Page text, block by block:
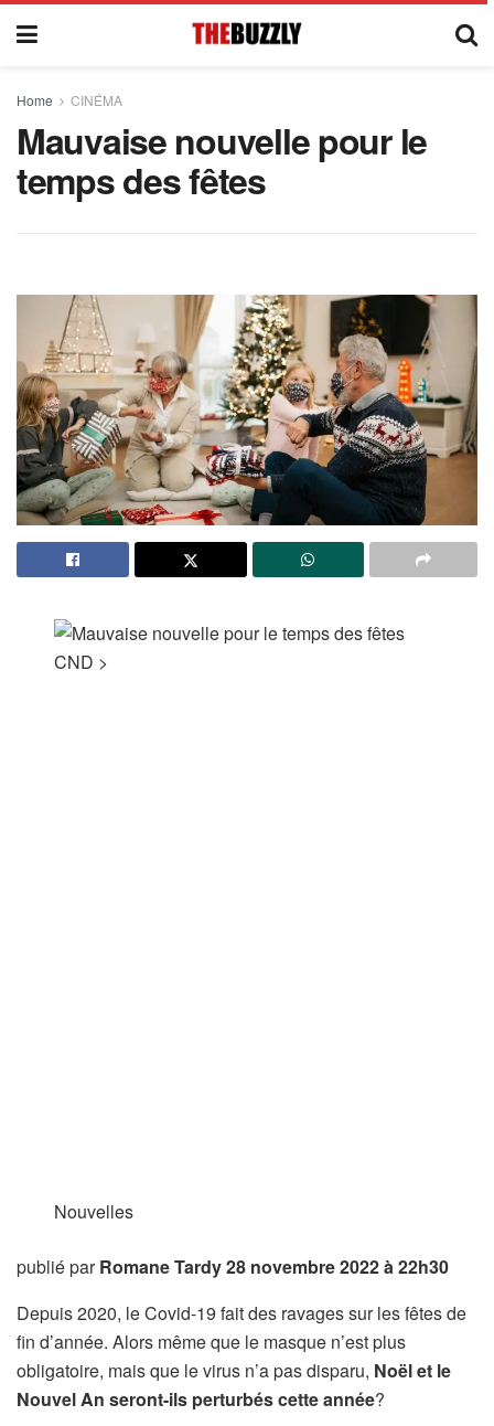
Home CINÉMA
Mauvaise nouvelle pour le
temps des fêtes
CND >
Nouvelles
publié parRomane Tardy28 novembre 2022 à 22h30
Depuis 2020, le Covid-19 fait des ravages sur les fêtes de
fin d’année. Alors même que le masque n’est plus
obligatoire, mais que le virus n’a pas disparu, Noël et le
Nouvel An seront-ils perturbés cette année?